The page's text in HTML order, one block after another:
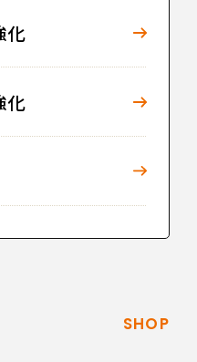
化
化
SHOP